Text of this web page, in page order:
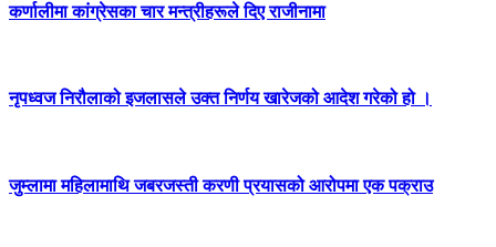
कर्णालीमा कांग्रेसका चार मन्त्रीहरूले दिए राजीनामा
नृपध्वज निरौलाको इजलासले उक्त निर्णय खारेजको आदेश गरेको हो ।
जुम्लामा महिलामाथि जबरजस्ती करणी प्रयासको आरोपमा एक पक्राउ